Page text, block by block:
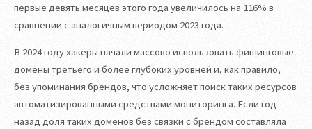
первые девять месяцев этого года увеличилось на 116% в
сравнении с аналогичным периодом 2023 года.
В 2024 году хакеры начали массово использовать фишинговые
домены третьего и более глубоких уровней и, как правило,
без упоминания брендов, что усложняет поиск таких ресурсов
автоматизированными средствами мониторинга. Если год
назад доля таких доменов без связки с брендом составляла